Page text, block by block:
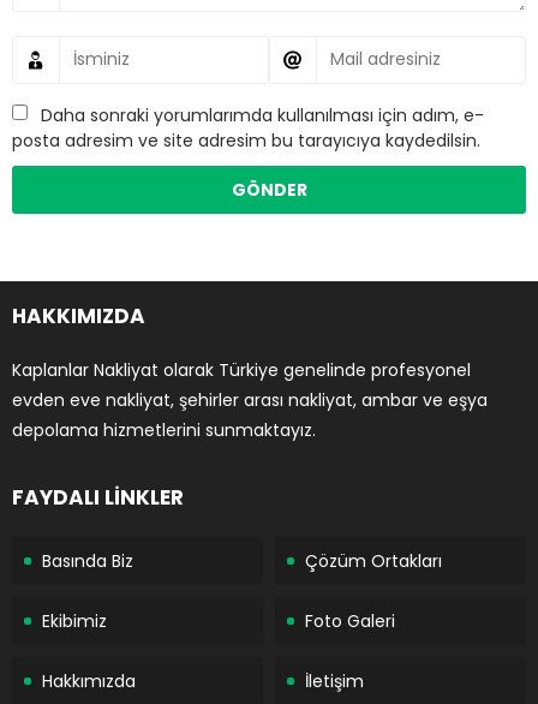
Daha sonraki yorumlarımda kullanılması için adım, e-
posta adresim ve site adresim bu tarayıcıya kaydedilsin.
HAKKIMIZDA
Kaplanlar Nakliyat olarak Türkiye genelinde profesyonel
evden eve nakliyat, şehirler arası nakliyat, ambar ve eşya
depolama hizmetlerini sunmaktayız.
FAYDALI LİNKLER
Basında Biz Çözüm Ortakları
Ekibimiz Foto Galeri
Hakkımızda İletişim